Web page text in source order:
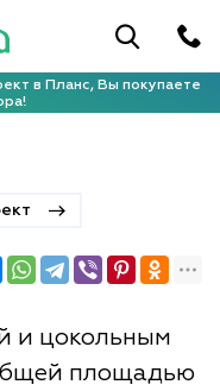
в Планс, Вы покупаете
и цокольным
площадью